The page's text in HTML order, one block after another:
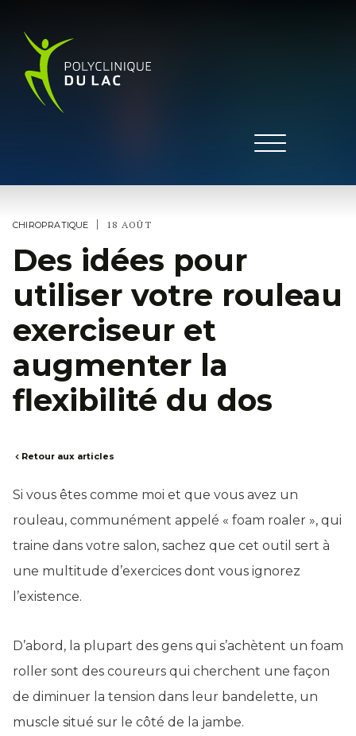
CHIROPRATIQUE | 18 AOÛT
Des idées pour
utiliser votre rouleau
exerciseur et
augmenter la
flexibilité du dos
Retour aux articles
Si vous êtes comme moi et que vous avez un
rouleau, communément appelé « foam roaler », qui
traine dans votre salon, sachez que cet outil sert à
une multitude d’exercices dont vous ignorez
l’existence.
D’abord, la plupart des gens qui s’achètent un foam
roller sont des coureurs qui cherchent une façon
de diminuer la tension dans leur bandelette, un
muscle situé sur le côté de la jambe.